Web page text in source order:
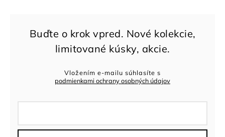
Vložením e-mailu súhlasíte s
podmienkami ochrany osobných údajov